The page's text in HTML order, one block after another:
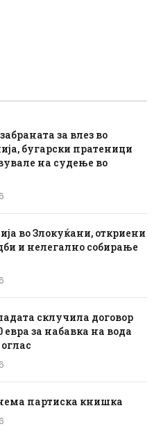
за влез во
бугарски пратеници
на судење во
во Злокуќани, откриени
и нелегално собирање
склучила договор
евра за набавка на вода
оглас
партиска книшка